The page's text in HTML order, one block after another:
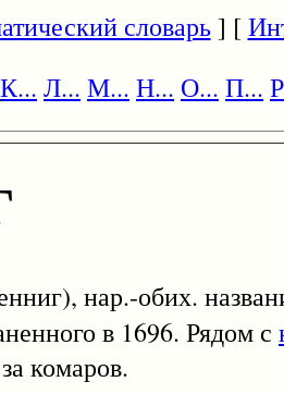
словарь] [
К... Л... М... Н... О... П...
нар.-обих.
в 1696. Рядом с
комаров.